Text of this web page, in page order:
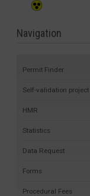
Navigation
Permit Finder
Self-validation project
HMR
Statistics
Data Request
Forms
Procedural Fees